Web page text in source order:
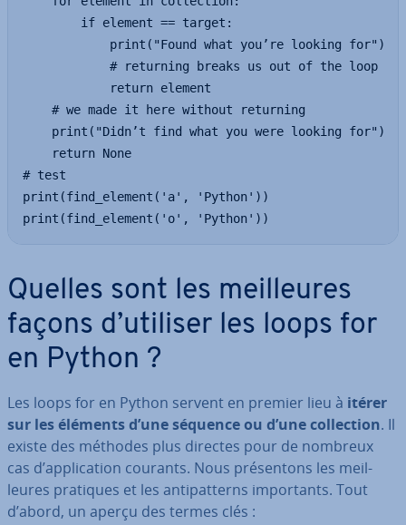
        if element == target:
            print("Found what you’re looking for")
            # returning breaks us out of the loop
            return element
    # we made it here without returning
    print("Didn’t find what you were looking for")
    return None
# test
print(find_element('a', 'Python'))
print(find_element('o', 'Python'))
Quelles sont les meil­leures
façons d’utiliser les loops for
en Python ?
Les loops for en Python servent en premier lieu à itérer
sur les éléments d’une séquence ou d’une col­lec­tion. Il
existe des méthodes plus directes pour de nombreux
cas d’ap­pli­ca­tion courants. Nous pré­sen­tons les meil­
leures pratiques et les an­ti­pat­terns im­por­tants. Tout
d’abord, un aperçu des termes clés :